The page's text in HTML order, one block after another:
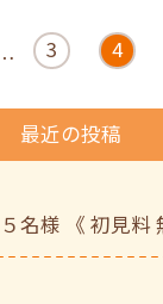
3 4
最近の投稿
様 《 初見料